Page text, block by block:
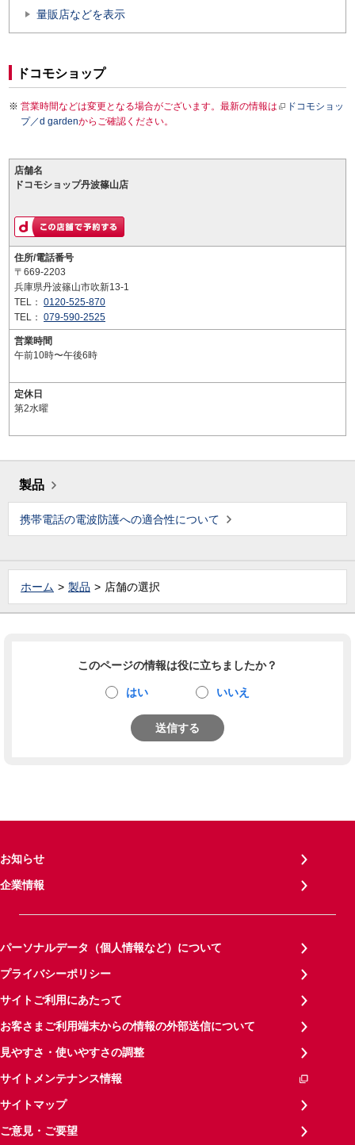
量販店などを表示
ドコモショップ
営業時間などは変更となる場合がございます。最新の情報は
ドコモショッ
プ／d gardenからご確認ください。
店舗名
ドコモショップ丹波篠山店
住所/電話番号
〒669-2203
兵庫県丹波篠山市吹新13-1
TEL： 0120-525-870
TEL： 079-590-2525
営業時間
午前10時〜午後6時
定休日
第2水曜
製品
携帯電話の電波防護への適合性について
ホーム 製品 店舗の選択
このページの情報は役に立ちましたか？
はい いいえ
送信する
お知らせ
企業情報
パーソナルデータ（個人情報など）について
プライバシーポリシー
サイトご利用にあたって
お客さまご利用端末からの情報の外部送信について
見やすさ・使いやすさの調整
サイトメンテナンス情報
サイトマップ
ご意見・ご要望